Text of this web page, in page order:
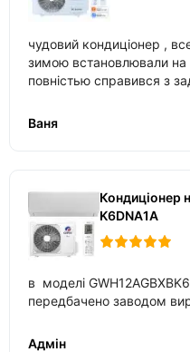
чудовий кондиціонер ,
зимою встановлювали на
повністью справився з
температури
Ваня
Кондиціонер
K6DNA1A
в моделі
передбачено заводом
Адмін